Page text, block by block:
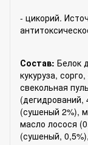
- цикорий.
Состав: Белок
кукуруза,
свекольная
(дегидрований,
(сушеный 2%),
масло лосося
(сушеный,